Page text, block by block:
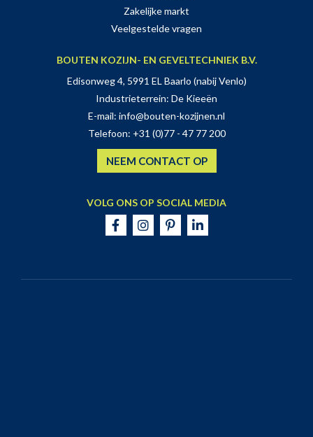
Zakelijke markt
Veelgestelde vragen
BOUTEN KOZIJN- EN GEVELTECHNIEK B.V.
Edisonweg 4, 5991 EL Baarlo (nabij Venlo)
Industrieterrein: De Kieeën
E-mail: info@bouten-kozijnen.nl
Telefoon: +31 (0)77 - 47 77 200
NEEM CONTACT OP
VOLG ONS OP SOCIAL MEDIA